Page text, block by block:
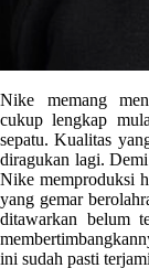
Nike memang
cukup lengkap
sepatu. Kualitas
diragukan lagi.
Nike memproduksi
yang gemar
ditawarkan belum
ini sudah pasti